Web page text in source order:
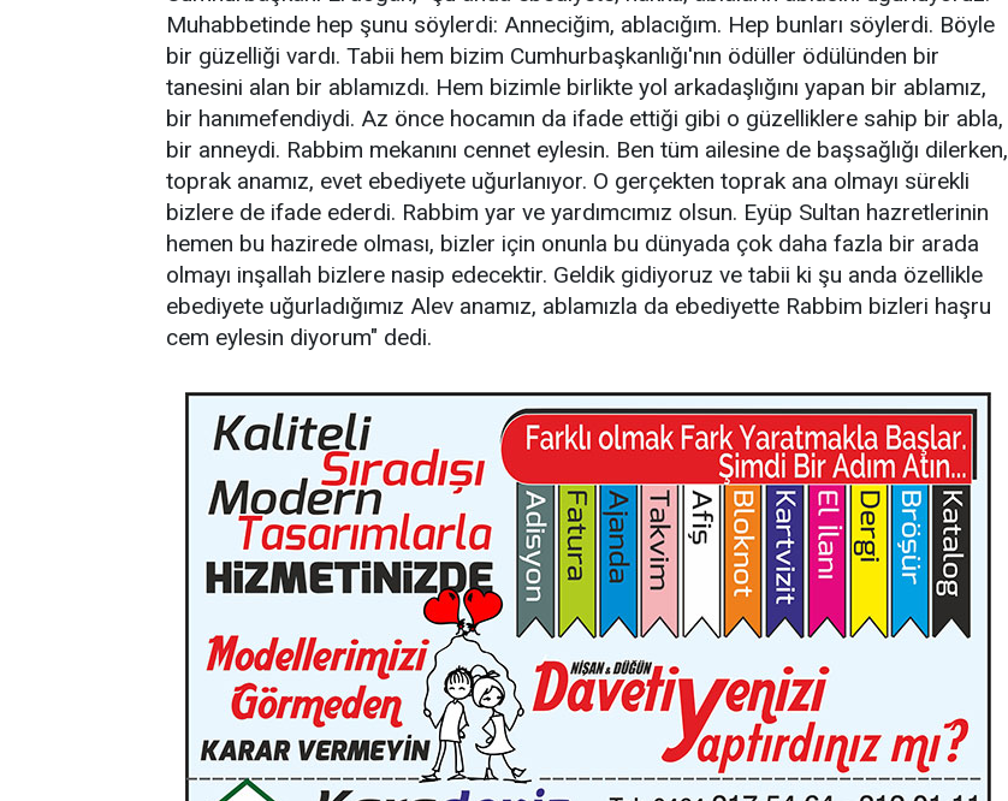
Muhabbetinde hep şunu söylerdi: Anneciğim, ablacığım. Hep bunları söylerdi. Böyle
bir güzelliği vardı. Tabii hem bizim Cumhurbaşkanlığı'nın ödüller ödülünden bir
tanesini alan bir ablamızdı. Hem bizimle birlikte yol arkadaşlığını yapan bir ablamız,
bir hanımefendiydi. Az önce hocamın da ifade ettiği gibi o güzelliklere sahip bir abla,
bir anneydi. Rabbim mekanını cennet eylesin. Ben tüm ailesine de başsağlığı dilerken,
toprak anamız, evet ebediyete uğurlanıyor. O gerçekten toprak ana olmayı sürekli
bizlere de ifade ederdi. Rabbim yar ve yardımcımız olsun. Eyüp Sultan hazretlerinin
hemen bu hazirede olması, bizler için onunla bu dünyada çok daha fazla bir arada
olmayı inşallah bizlere nasip edecektir. Geldik gidiyoruz ve tabii ki şu anda özellikle
ebediyete uğurladığımız Alev anamız, ablamızla da ebediyette Rabbim bizleri haşru
cem eylesin diyorum" dedi.